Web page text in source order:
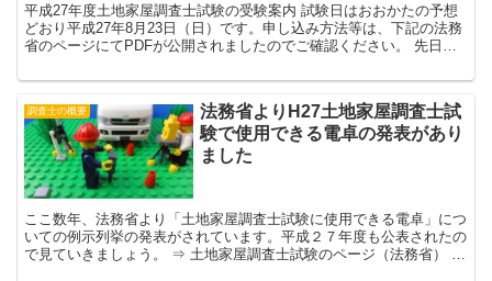
平成27年度土地家屋調査士試験の受験案内 試験日はおおかたの予想
どおり平成27年8月23日（日）です。申し込み方法等は、下記の法務
省のページにてPDFが公開されましたのでご確認ください。 先日も
調査士の概要
法務省よりH27土地家屋調査士試
験で使用できる電卓の発表があり
ました
ここ数年、法務省より「土地家屋調査士試験に使用できる電卓」につ
いての例示列挙の発表がされています。平成２７年度も公表されたの
で見ていきましょう。 ⇒ 土地家屋調査士試験のページ（法務省） 追